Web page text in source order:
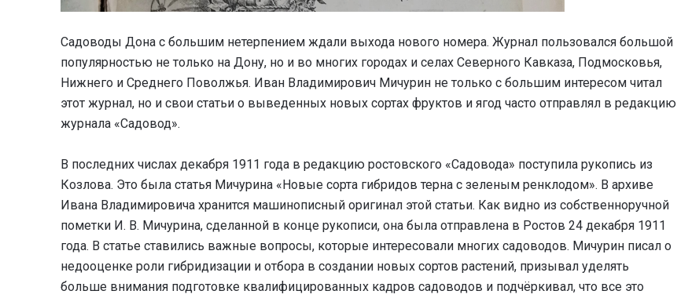
Садоводы Дона с большим нетерпением ждали выхода нового номера. Журнал пользовался большой
популярностью не только на Дону, но и во многих городах и селах Северного Кавказа, Подмосковья,
Нижнего и Среднего Поволжья. Иван Владимирович Мичурин не только с большим интересом читал
этот журнал, но и свои статьи о выведенных новых сортах фруктов и ягод часто отправлял в редакцию
журнала «Садовод».
В последних числах декабря 1911 года в редакцию ростовского «Садовода» поступила рукопись из
Козлова. Это была статья Мичурина «Новые сорта гибридов терна с зеленым ренклодом». В архиве
Ивана Владимировича хранится машинописный оригинал этой статьи. Как видно из собственноручной
пометки И. В. Мичурина, сделанной в конце рукописи, она была отправлена в Ростов 24 декабря 1911
года. В статье ставились важные вопросы, которые интересовали многих садоводов. Мичурин писал о
недооценке роли гибридизации и отбора в создании новых сортов растений, призывал уделять
больше внимания подготовке квалифицированных кадров садоводов и подчёркивал, что все это